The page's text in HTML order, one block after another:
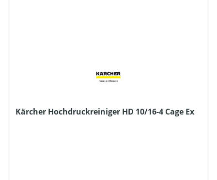
Kärcher Hochdruckreiniger HD 10/16-4 Cage Ex